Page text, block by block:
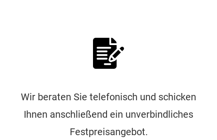
Wir beraten Sie telefonisch und schicken
Ihnen anschließend ein unverbindliches
Festpreisangebot.